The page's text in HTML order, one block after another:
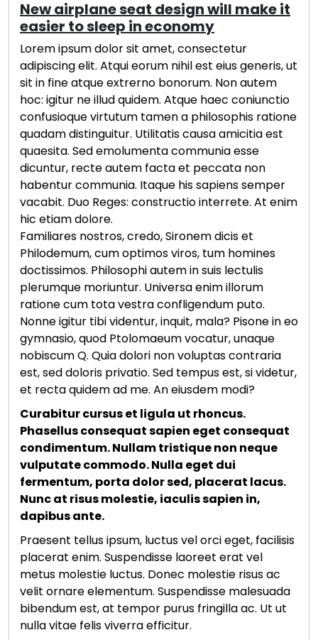
New airplane seat design will make it
easier to sleep in economy
Lorem ipsum dolor sit amet, consectetur
adipiscing elit. Atqui eorum nihil est eius generis, ut
sit in fine atque extrerno bonorum. Non autem
hoc: igitur ne illud quidem. Atque haec coniunctio
confusioque virtutum tamen a philosophis ratione
quadam distinguitur. Utilitatis causa amicitia est
quaesita. Sed emolumenta communia esse
dicuntur, recte autem facta et peccata non
habentur communia. Itaque his sapiens semper
vacabit. Duo Reges: constructio interrete. At enim
hic etiam dolore.
Familiares nostros, credo, Sironem dicis et
Philodemum, cum optimos viros, tum homines
doctissimos. Philosophi autem in suis lectulis
plerumque moriuntur. Universa enim illorum
ratione cum tota vestra confligendum puto.
Nonne igitur tibi videntur, inquit, mala? Pisone in eo
gymnasio, quod Ptolomaeum vocatur, unaque
nobiscum Q. Quia dolori non voluptas contraria
est, sed doloris privatio. Sed tempus est, si videtur,
et recta quidem ad me. An eiusdem modi?
Curabitur cursus et ligula ut rhoncus.
Phasellus consequat sapien eget consequat
condimentum. Nullam tristique non neque
vulputate commodo. Nulla eget dui
fermentum, porta dolor sed, placerat lacus.
Nunc at risus molestie, iaculis sapien in,
dapibus ante.
Praesent tellus ipsum, luctus vel orci eget, facilisis
placerat enim. Suspendisse laoreet erat vel
metus molestie luctus. Donec molestie risus ac
velit ornare elementum. Suspendisse malesuada
bibendum est, at tempor purus fringilla ac. Ut ut
nulla vitae felis viverra efficitur.